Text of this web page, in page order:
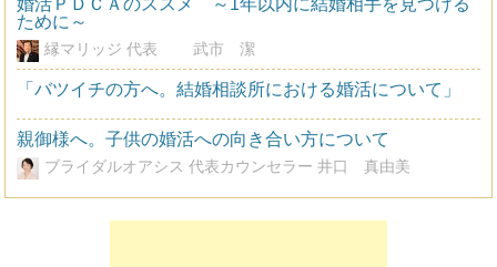
婚活ＰＤＣＡのススメ ～1年以内に結婚相手を見つける
ために～
縁マリッジ 代表 武市 潔
「バツイチの方へ。結婚相談所における婚活について」
親御様へ。子供の婚活への向き合い方について
ブライダルオアシス 代表カウンセラー 井口 真由美